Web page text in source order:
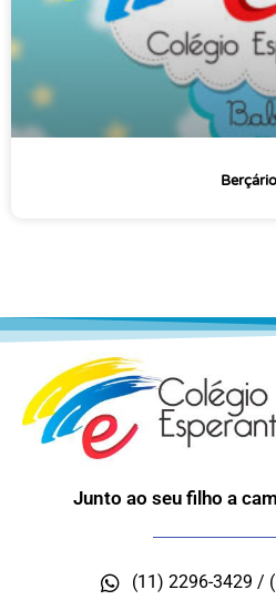
Berçário
Junto ao seu filho a
(11) 2296-3429 /